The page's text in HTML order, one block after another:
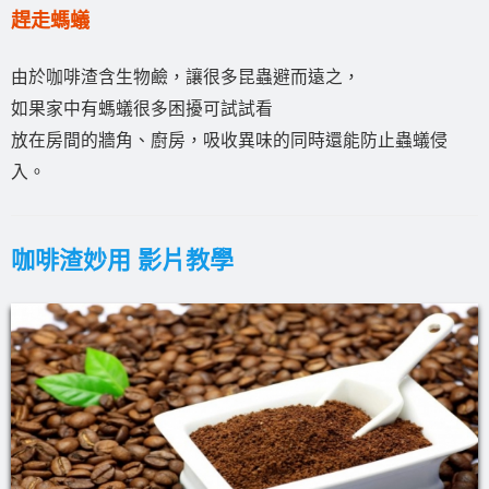
趕走螞蟻
由於咖啡渣含生物鹼，讓很多昆蟲避而遠之，
如果家中有螞蟻很多困擾可試試看
放在房間的牆角、廚房，吸收異味的同時還能防止蟲蟻侵
入。
咖啡渣妙用 影片教學